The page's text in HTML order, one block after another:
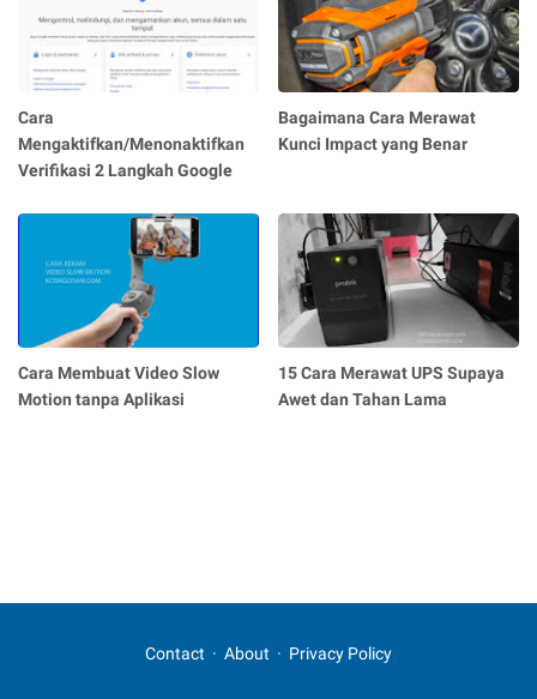
Cara
Mengaktifkan/Menonaktifkan
Verifikasi 2 Langkah Google
Bagaimana Cara Merawat
Kunci Impact yang Benar
Cara Membuat Video Slow
Motion tanpa Aplikasi
15 Cara Merawat UPS Supaya
Awet dan Tahan Lama
Contact About Privacy Policy